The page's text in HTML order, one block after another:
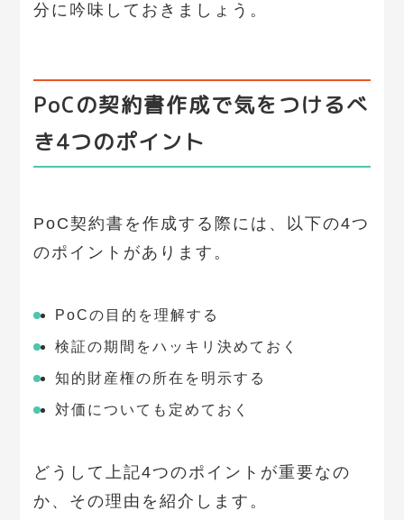
分に吟味しておきましょう。
PoCの契約書作成で気をつけるべ
き4つのポイント
PoC契約書を作成する際には、以下の4つ
のポイントがあります。
PoCの目的を理解する
検証の期間をハッキリ決めておく
知的財産権の所在を明示する
対価についても定めておく
どうして上記4つのポイントが重要なの
か、その理由を紹介します。